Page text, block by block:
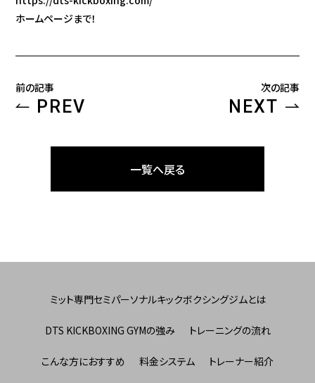
ホームページまで！
前の記事
PREV
次の記事
NEXT
一覧へ戻る
ミット専門セミパーソナルキックボクシングジムとは
DTS KICKBOXING GYMの強み トレーニングの流れ
こんな方におすすめ 料金システム トレーナー紹介